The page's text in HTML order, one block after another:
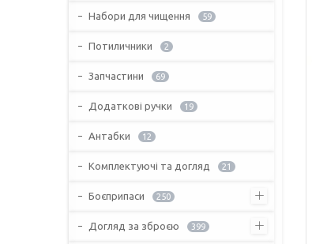
Набори для чищення 59
Потиличники 2
Запчастини 69
Додаткові ручки 19
Антабки 12
Комплектуючі та догляд 21
Боєприпаси 250
Догляд за зброєю 399